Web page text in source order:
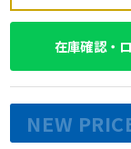
在庫確認・
NEW